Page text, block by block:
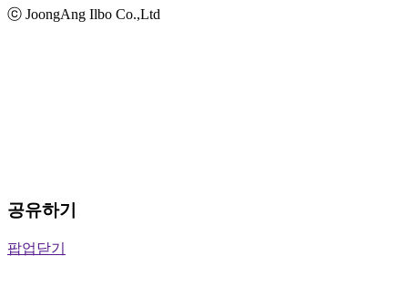
ⓒ JoongAng Ilbo Co.,Ltd
공유하기
팝업닫기